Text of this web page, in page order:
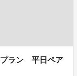
プラン 平日ペア